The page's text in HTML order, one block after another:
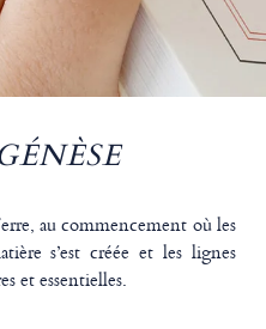
au commencement où les
s’est créée et les lignes
et essentielles.